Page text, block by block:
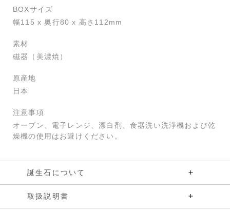
BOXサイズ
幅115 x 奥行80 x 高さ112mm
素材
磁器（美濃焼）
原産地
日本
注意事項
オーブン、電子レンジ、漂白剤、食器洗い洗浄機および乾
燥機の使用はお避けください。
誕生石について
取扱説明書